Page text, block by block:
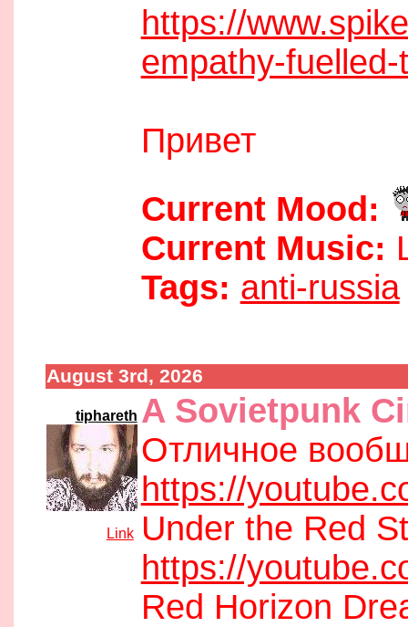
https://
empathy-
Привет
Current Mood:
Current Music:
Tags: anti-russia
August 3rd, 2026
tiphareth
Link]
A Sovietpunk
Отличное
https://
Under the Red
https://
Red Horizon